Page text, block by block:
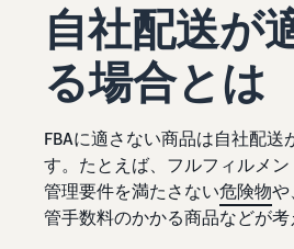
自社配送が
る場合とは
FBAに適さない商品は自社配送
す。たとえば、フルフィルメ
管理要件を満たさない危険物や
管手数料のかかる商品などが考